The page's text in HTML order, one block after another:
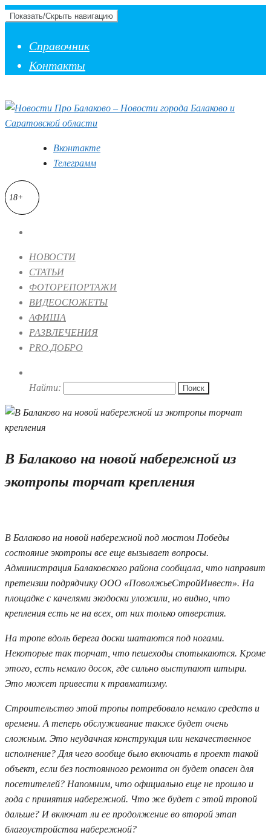
Показать/Скрыть навигацию
Справочник
Контакты
Вконтакте
Телеграмм
18+
НОВОСТИ
СТАТЬИ
ФОТОРЕПОРТАЖИ
ВИДЕОСЮЖЕТЫ
АФИША
РАЗВЛЕЧЕНИЯ
PRO.ДОБРО
Найти:
В Балаково на новой набережной из
экотропы торчат крепления
В Балаково на новой набережной под мостом Победы
состояние экотропы все еще вызывает вопросы.
Администрация Балаковского района сообщала, что направит
претензии подрядчику ООО «ПоволжьеСтройИнвест». На
площадке с качелями экодоски уложили, но видно, что
крепления есть не на всех, от них только отверстия.
На тропе вдоль берега доски шатаются под ногами.
Некоторые так торчат, что пешеходы спотыкаются. Кроме
этого, есть немало досок, где сильно выступают штыри.
Это может привести к травматизму.
Строительство этой тропы потребовало немало средств и
времени. А теперь обслуживание также будет очень
сложным. Это неудачная конструкция или некачественное
исполнение? Для чего вообще было включать в проект такой
объект, если без постоянного ремонта он будет опасен для
посетителей? Напомним, что официально еще не прошло и
года с принятия набережной. Что же будет с этой тропой
дальше? И включат ли ее продолжение во второй этап
благоустройства набережной?